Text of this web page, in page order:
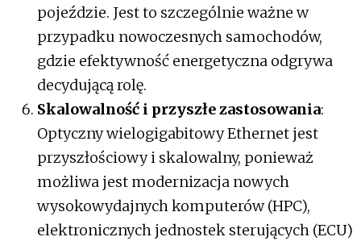
pojeździe. Jest to szczególnie ważne w
przypadku nowoczesnych samochodów,
gdzie efektywność energetyczna odgrywa
decydującą rolę.
Skalowalność i przyszłe zastosowania:
Optyczny wielogigabitowy Ethernet jest
przyszłościowy i skalowalny, ponieważ
możliwa jest modernizacja nowych
wysokowydajnych komputerów (HPC),
elektronicznych jednostek sterujących (ECU)